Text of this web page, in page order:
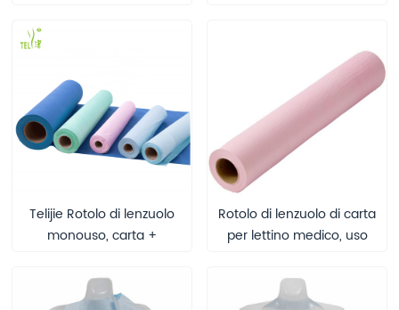
all'acqua, certificata CE
90*160/100x200/120x240
cm OEM disponibile
Telijie Rotolo di lenzuolo
monouso, carta +
dispositivo medico di
classe I, non sterile,
Rotolo di lenzuolo di carta
per lettino medico, uso
carta monouso per
lettino, rotoli per lettino da